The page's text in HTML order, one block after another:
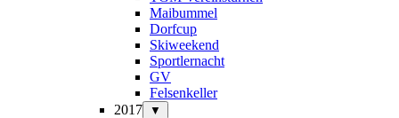
Maibummel
Dorfcup
Skiweekend
Sportlernacht
GV
Felsenkeller
2017
▼